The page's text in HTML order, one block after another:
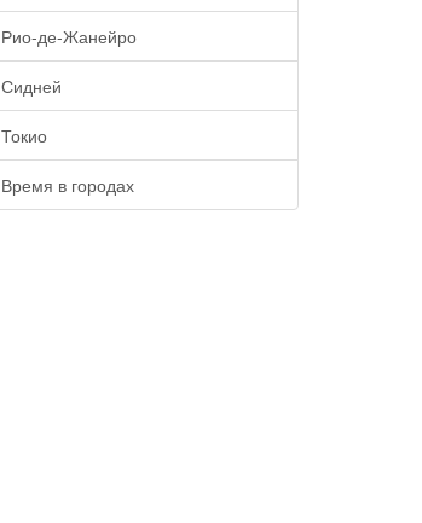
Рио-де-Жанейро
Сидней
Токио
Время в городах